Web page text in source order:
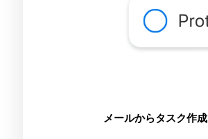
メールからタスク作成